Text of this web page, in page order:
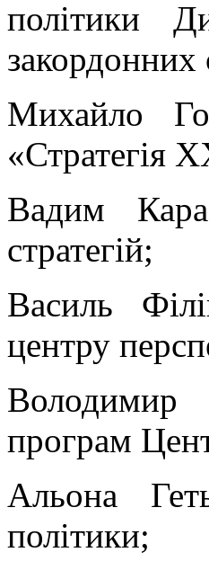
політики
закордонних
Михайло
«Стратегія
Вадим
стратегій;
Василь
центру
Володимир
програм
Альона
політики;